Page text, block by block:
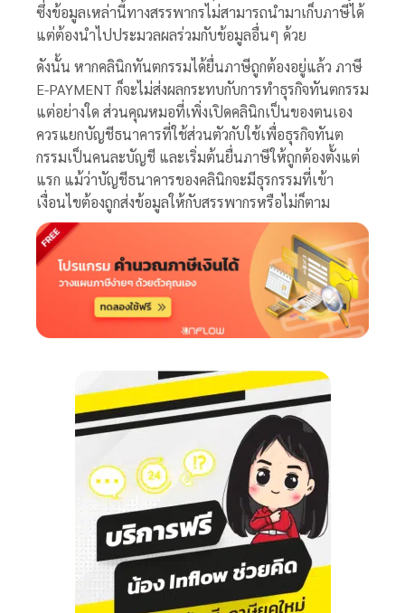
ซึ่งข้อมูลเหล่านี้ทางสรรพากรไม่สามารถนำมาเก็บภาษีได้
แต่ต้องนำไปประมวลผลร่วมกับข้อมูลอื่นๆ ด้วย
ดังนั้น หากคลินิกทันตกรรมได้ยื่นภาษีถูกต้องอยู่แล้ว ภาษี
E-PAYMENT ก็จะไม่ส่งผลกระทบกับการทำธุรกิจทันตกรรม
แต่อย่างใด ส่วนคุณหมอที่เพิ่งเปิดคลินิกเป็นของตนเอง
ควรแยกบัญชีธนาคารที่ใช้ส่วนตัวกับใช้เพื่อธุรกิจทันต
กรรมเป็นคนละบัญชี และเริ่มต้นยื่นภาษีให้ถูกต้องตั้งแต่
แรก แม้ว่าบัญชีธนาคารของคลินิกจะมีธุรกรรมที่เข้า
เงื่อนไขต้องถูกส่งข้อมูลให้กับสรรพากรหรือไม่ก็ตาม